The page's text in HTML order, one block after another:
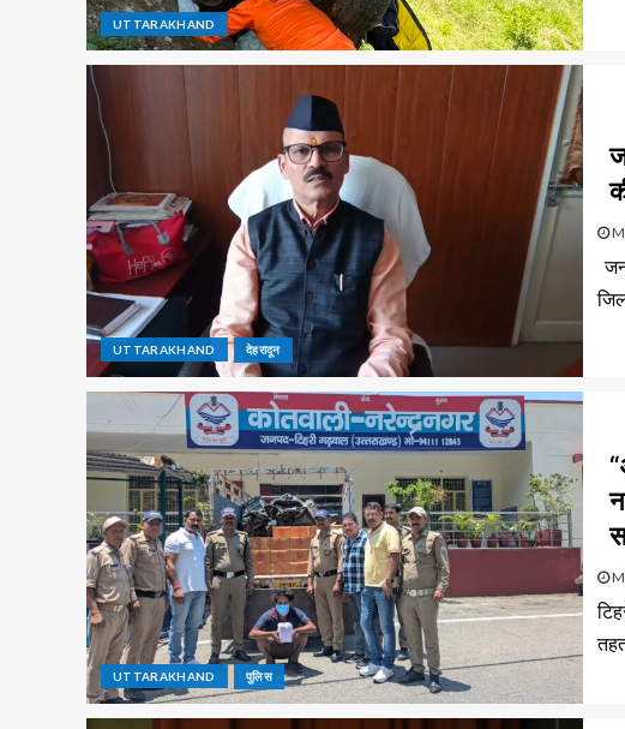
UTTARAKHAND
UTTARAKHAND देहरादून
UTTARAKHAND पुलिस